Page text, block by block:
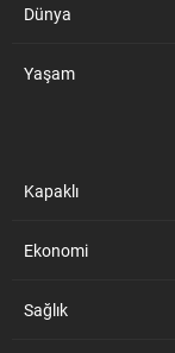
Dünya
Yaşam
Kapaklı
Ekonomi
Sağlık